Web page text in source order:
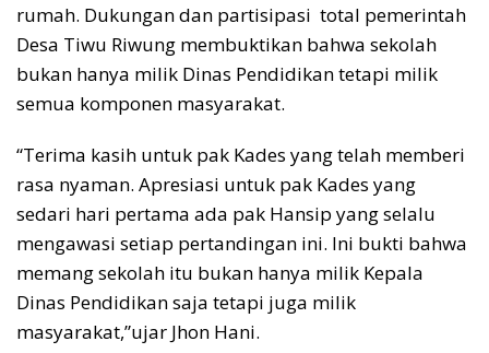
rumah. Dukungan dan partisipasi total pemerintah
Desa Tiwu Riwung membuktikan bahwa sekolah
bukan hanya milik Dinas Pendidikan tetapi milik
semua komponen masyarakat.
“Terima kasih untuk pak Kades yang telah memberi
rasa nyaman. Apresiasi untuk pak Kades yang
sedari hari pertama ada pak Hansip yang selalu
mengawasi setiap pertandingan ini. Ini bukti bahwa
memang sekolah itu bukan hanya milik Kepala
Dinas Pendidikan saja tetapi juga milik
masyarakat,”ujar Jhon Hani.